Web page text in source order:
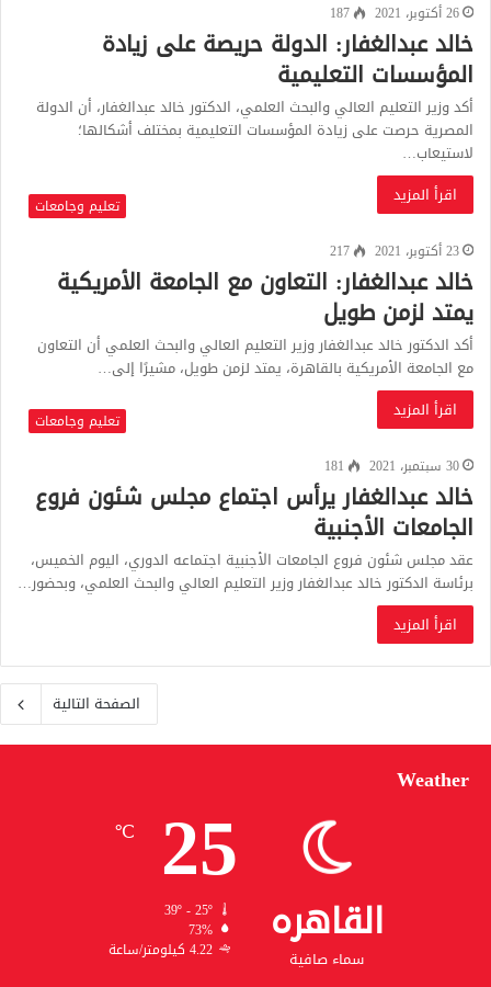
26 أكتوبر، 2021
187
خالد عبدالغفار: الدولة حريصة على زيادة
المؤسسات التعليمية
أكد وزير التعليم العالي والبحث العلمي، الدكتور خالد عبدالغفار، أن الدولة
المصرية حرصت على زيادة المؤسسات التعليمية بمختلف أشكالها؛
لاستيعاب…
اقرأ المزيد
تعليم وجامعات
23 أكتوبر، 2021
217
خالد عبدالغفار: التعاون مع الجامعة الأمريكية
يمتد لزمن طويل
أكد الدكتور خالد عبدالغفار وزير التعليم العالي والبحث العلمي أن التعاون
مع الجامعة الأمريكية بالقاهرة، يمتد لزمن طويل، مشيرًا إلى…
اقرأ المزيد
تعليم وجامعات
30 سبتمبر، 2021
181
خالد عبدالغفار يرأس اجتماع مجلس شئون فروع
الجامعات الأجنبية
عقد مجلس شئون فروع الجامعات الأجنبية اجتماعه الدوري، اليوم الخميس،
برئاسة الدكتور خالد عبدالغفار وزير التعليم العالي والبحث العلمي، وبحضور…
اقرأ المزيد
الصفحة التالية
Weather
القاهره
سماء صافية
25
℃
39º - 25º
73%
4.22 كيلومتر/ساعة